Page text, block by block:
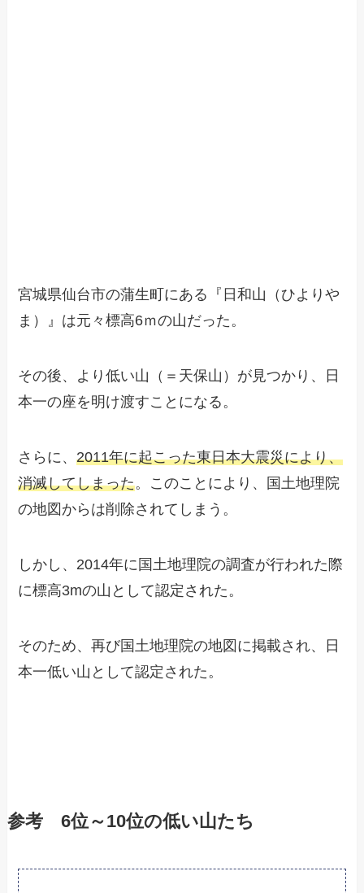
宮城県仙台市の蒲生町にある『日和山（ひよりや
ま）』は元々標高6ｍの山だった。
その後、より低い山（＝天保山）が見つかり、日
本一の座を明け渡すことになる。
さらに、2011年に起こった東日本大震災により、
消滅してしまった。このことにより、国土地理院
の地図からは削除されてしまう。
しかし、2014年に国土地理院の調査が行われた際
に標高3mの山として認定された。
そのため、再び国土地理院の地図に掲載され、日
本一低い山として認定された。
参考 6位～10位の低い山たち